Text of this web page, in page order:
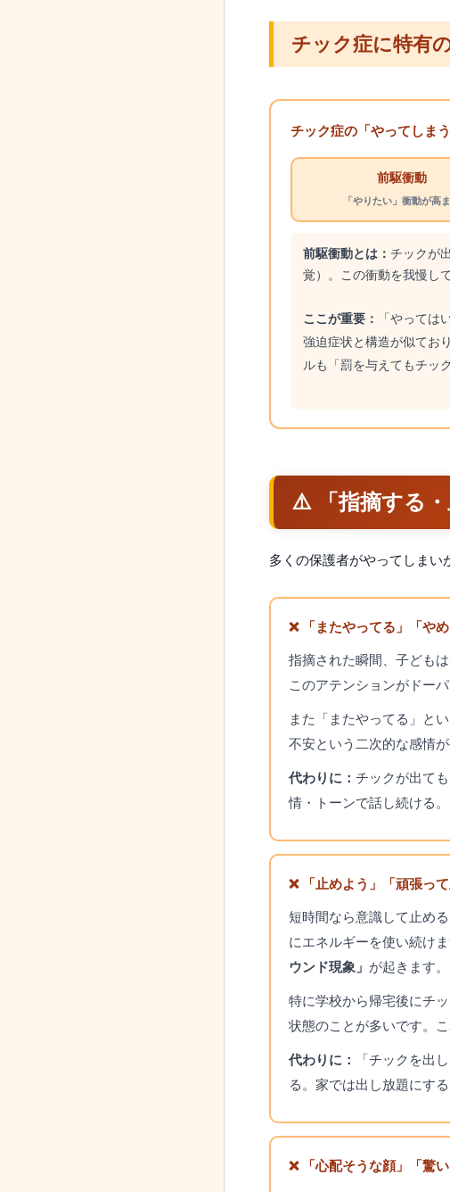
チック症に特有
チック症の「やってしま
前駆衝動
「やりたい」衝動が高
前駆衝動とは： チックが
覚）。この衝動を我慢し
ここが重要：
「やっては
強迫症状と構造が似てお
ルも「罰を与えてもチッ
⚠️ 「指摘する
多くの保護者がやってしまい
❌ 「またやってる」「や
指摘された瞬間、子ども
このアテンションがドー
また「またやってる」と
不安という二次的な感情
代わりに： チックが出て
情・トーンで話し続ける。
❌ 「止めよう」「頑張っ
短時間なら意識して止め
にエネルギーを使い続け
ウンド現象」 が起きます。
特に学校から帰宅後にチ
状態のことが多いです。
代わりに：
「チックを出
る。家では出し放題にする
❌ 「心配そうな顔」「驚